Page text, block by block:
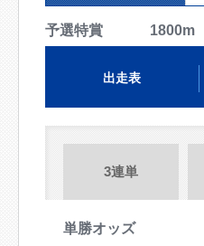
予選特賞 1800m
出走表
3連単
単勝オッズ